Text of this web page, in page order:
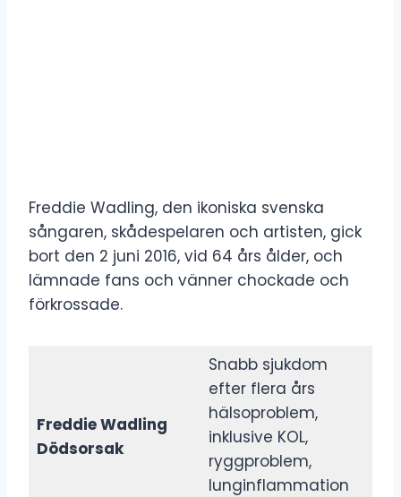
Freddie Wadling, den ikoniska svenska
sångaren, skådespelaren och artisten, gick
bort den 2 juni 2016, vid 64 års ålder, och
lämnade fans och vänner chockade och
förkrossade.
Freddie Wadling
Dödsorsak
Snabb sjukdom
efter flera års
hälsoproblem,
inklusive KOL,
ryggproblem,
lunginflammation